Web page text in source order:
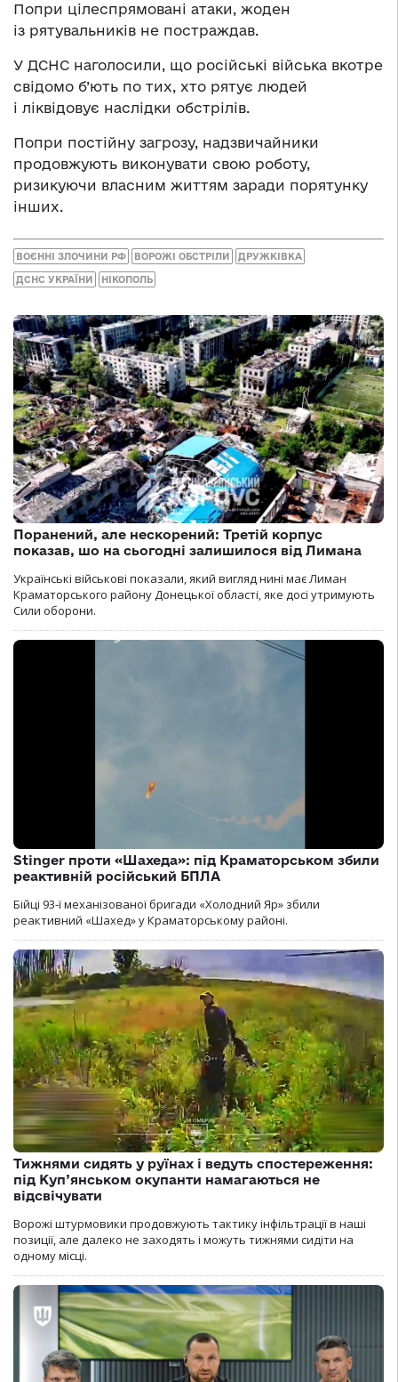
Попри цілеспрямовані атаки, жоден
із рятувальників не постраждав.
У ДСНС наголосили, що російські війська вкотре
свідомо б’ють по тих, хто рятує людей
і ліквідовує наслідки обстрілів.
Попри постійну загрозу, надзвичайники
продовжують виконувати свою роботу,
ризикуючи власним життям заради порятунку
інших.
ВОЄННІ ЗЛОЧИНИ РФ ВОРОЖІ ОБСТРІЛИ ДРУЖКІВКА
ДСНС УКРАЇНИ НІКОПОЛЬ
Поранений, але нескорений: Третій корпус
показав, шо на сьогодні залишилося від Лимана
Українські військові показали, який вигляд нині має Лиман
Краматорського району Донецької області, яке досі утримують
Сили оборони.
Stinger проти «Шахеда»: під Краматорськом збили
реактивній російський БПЛА
Бійці 93-ї механізованої бригади «Холодний Яр» збили
реактивний «Шахед» у Краматорському районі.
Тижнями сидять у руїнах і ведуть спостереження:
під Куп’янськом окупанти намагаються не
відсвічувати
Ворожі штурмовики продовжують тактику інфільтрації в наші
позиції, але далеко не заходять і можуть тижнями сидіти на
одному місці.